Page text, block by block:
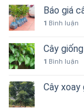
Báo giá
1 Bình luận
Cây
1 Bình luận
Cây xoay